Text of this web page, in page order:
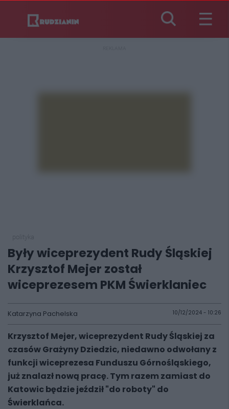
Były wiceprezydent Rudy Śląskiej
Krzysztof Mejer został
wiceprezesem PKM Świerklaniec
Katarzyna Pachelska 10/12/2024 - 10:26
Krzysztof Mejer, wiceprezydent Rudy Śląskiej za
czasów Grażyny Dziedzic, niedawno odwołany z
funkcji wiceprezesa Funduszu Górnośląskiego,
już znalazł nową pracę. Tym razem zamiast do
Katowic będzie jeździł "do roboty" do
Świerklańca.